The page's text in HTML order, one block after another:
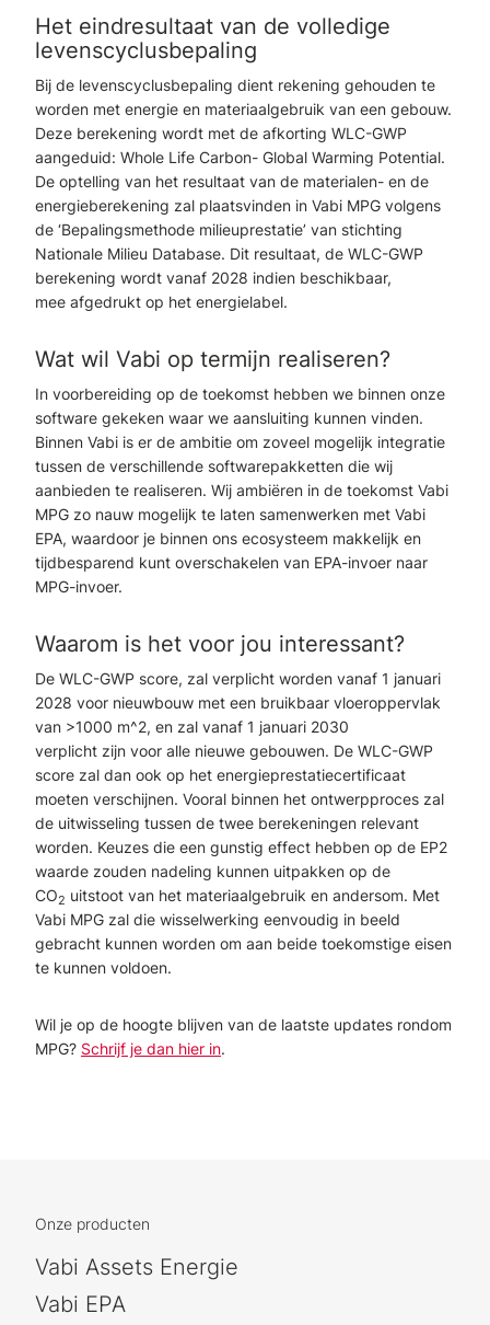
Het eindresultaat van de volledige
levenscyclusbepaling
Bij de levenscyclusbepaling dient rekening gehouden te
worden met energie en materiaalgebruik van een gebouw.
Deze berekening wordt met de afkorting WLC-GWP
aangeduid: Whole Life Carbon- Global Warming Potential.
De optelling van het resultaat van de materialen- en de
energieberekening zal plaatsvinden in Vabi MPG volgens
de ‘Bepalingsmethode milieuprestatie’ van stichting
Nationale Milieu Database. Dit resultaat, de WLC-GWP
berekening wordt vanaf 2028 indien beschikbaar,
mee afgedrukt op het energielabel.
Wat wil Vabi op termijn realiseren?
In voorbereiding op de toekomst hebben we binnen onze
software gekeken waar we aansluiting kunnen vinden.
Binnen Vabi is er de ambitie om zoveel mogelijk integratie
tussen de verschillende softwarepakketten die wij
aanbieden te realiseren. Wij ambiëren in de toekomst Vabi
MPG zo nauw mogelijk te laten samenwerken met Vabi
EPA, waardoor je binnen ons ecosysteem makkelijk en
tijdbesparend kunt overschakelen van EPA-invoer naar
MPG-invoer.
Waarom is het voor jou interessant?
De WLC-GWP score, zal verplicht worden vanaf 1 januari
2028 voor nieuwbouw met een bruikbaar vloeroppervlak
van >1000 m^2, en zal vanaf 1 januari 2030
verplicht zijn voor alle nieuwe gebouwen. De WLC-GWP
score zal dan ook op het energieprestatiecertificaat
moeten verschijnen. Vooral binnen het ontwerpproces zal
de uitwisseling tussen de twee berekeningen relevant
worden. Keuzes die een gunstig effect hebben op de EP2
waarde zouden nadeling kunnen uitpakken op de
CO2 uitstoot van het materiaalgebruik en andersom. Met
Vabi MPG zal die wisselwerking eenvoudig in beeld
gebracht kunnen worden om aan beide toekomstige eisen
te kunnen voldoen.
Wil je op de hoogte blijven van de laatste updates rondom
MPG? Schrijf je dan hier in.
Onze producten
Vabi Assets Energie
Vabi EPA